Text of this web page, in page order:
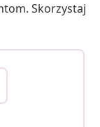
Skorzystaj